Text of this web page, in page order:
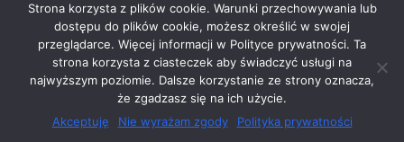
Serwis zaprojektował Grzegorz Sztank .
Strona korzysta z plików cookie. Warunki przechowywania lub
dostępu do plików cookie, możesz określić w swojej
przeglądarce. Więcej informacji w Polityce prywatności. Ta
strona korzysta z ciasteczek aby świadczyć usługi na
najwyższym poziomie. Dalsze korzystanie ze strony oznacza,
że zgadzasz się na ich użycie.
Akceptuję
Nie wyrażam zgody Polityka prywatności